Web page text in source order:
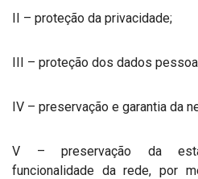
II – proteção da privacidade;
III – proteção dos dados
IV – preservação e garantia da
V – preservação da
funcionalidade da rede, por